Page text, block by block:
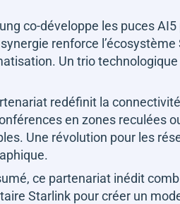
co-développe les puces
renforce
Un trio
redéfinit la
en zones reculées
Une révolution pour les
ce partenariat inédit
Starlink pour créer un